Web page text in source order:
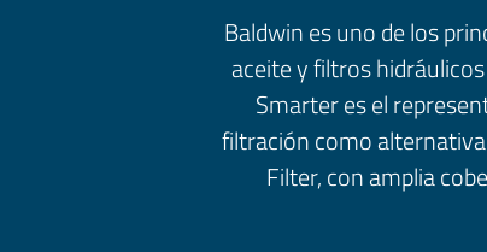
Baldwin es uno de los
aceite y filtros
Smarter es el
filtración como
Filter, con amplia